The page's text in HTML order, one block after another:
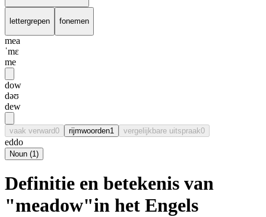
lettergrepen fonemen
mea
ˈmɛ
me
dow
dəʊ
dew
vaak verward0 rijmwoorden1 vergelijkbare uitspraak0
eddo
Noun (1)
Definitie en betekenis van
"meadow"in het Engels